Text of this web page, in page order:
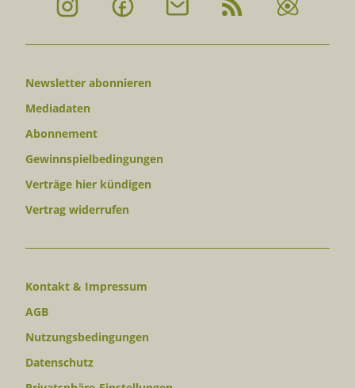
Newsletter abonnieren
Mediadaten
Abonnement
Gewinnspielbedingungen
Verträge hier kündigen
Vertrag widerrufen
Kontakt & Impressum
AGB
Nutzungsbedingungen
Datenschutz